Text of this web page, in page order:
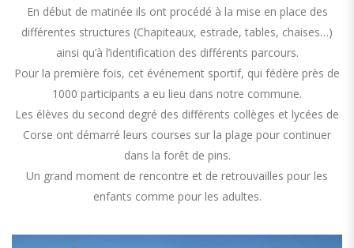
En début de matinée ils ont procédé à la mise en place des
différentes structures (Chapiteaux, estrade, tables, chaises…)
ainsi qu’à l’identification des différents parcours.
Pour la première fois, cet événement sportif, qui fédère près de
1000 participants a eu lieu dans notre commune.
Les élèves du second degré des différents collèges et lycées de
Corse ont démarré leurs courses sur la plage pour continuer
dans la forêt de pins.
Un grand moment de rencontre et de retrouvailles pour les
enfants comme pour les adultes.